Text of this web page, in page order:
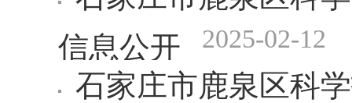
信息公开 2025-02-12
石家庄市鹿泉区科